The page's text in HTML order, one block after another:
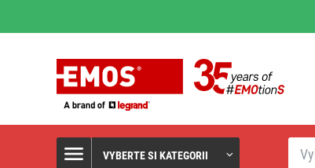
VYBERTE SI KATEGORII
Hledat